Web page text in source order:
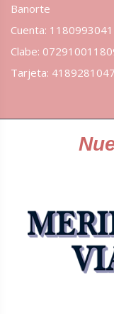
Banorte
Cuenta: 1180993041
Clabe:
Tarjeta: